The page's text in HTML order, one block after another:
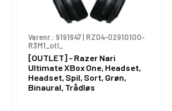
Varenr.: 9191647 RZ04-02910100-
R3M1_otl_
[OUTLET] - Razer Nari
Ultimate XBox One, Headset,
Headset, Spil, Sort, Grøn,
Binaural, Trådløs